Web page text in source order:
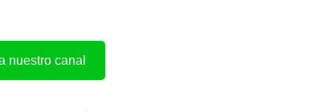
nuestro canal